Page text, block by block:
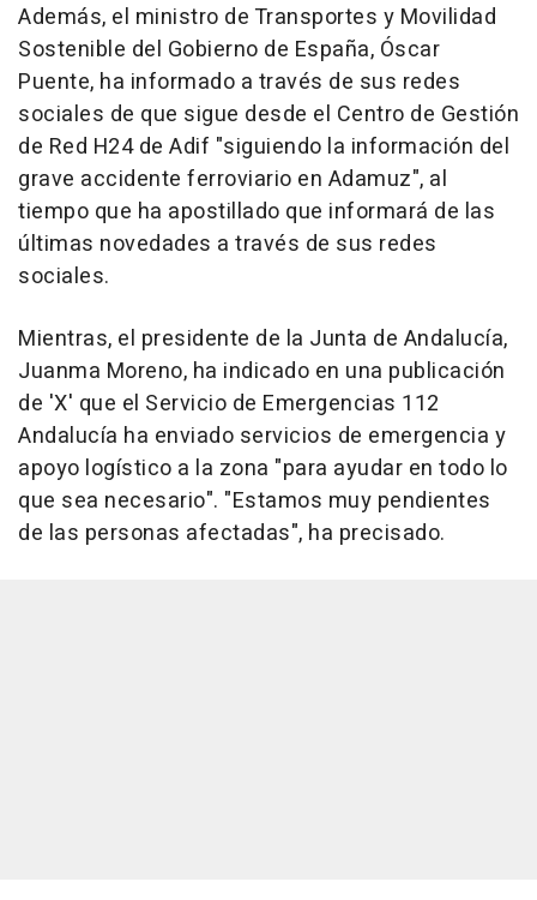
Además, el ministro de Transportes y Movilidad
Sostenible del Gobierno de España, Óscar
Puente, ha informado a través de sus redes
sociales de que sigue desde el Centro de Gestión
de Red H24 de Adif "siguiendo la información del
grave accidente ferroviario en Adamuz", al
tiempo que ha apostillado que informará de las
últimas novedades a través de sus redes
sociales.
Mientras, el presidente de la Junta de Andalucía,
Juanma Moreno, ha indicado en una publicación
de 'X' que el Servicio de Emergencias 112
Andalucía ha enviado servicios de emergencia y
apoyo logístico a la zona "para ayudar en todo lo
que sea necesario". "Estamos muy pendientes
de las personas afectadas", ha precisado.